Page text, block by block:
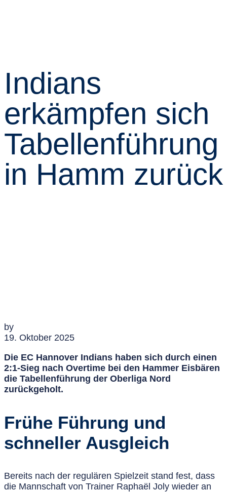
Indians
erkämpfen sich
Tabellenführung
in Hamm zurück
by
19. Oktober 2025
Die EC Hannover Indians haben sich durch einen
2:1-Sieg nach Overtime bei den Hammer Eisbären
die Tabellenführung der Oberliga Nord
zurückgeholt.
Frühe Führung und
schneller Ausgleich
Bereits nach der regulären Spielzeit stand fest, dass
die Mannschaft von Trainer Raphaël Joly wieder an